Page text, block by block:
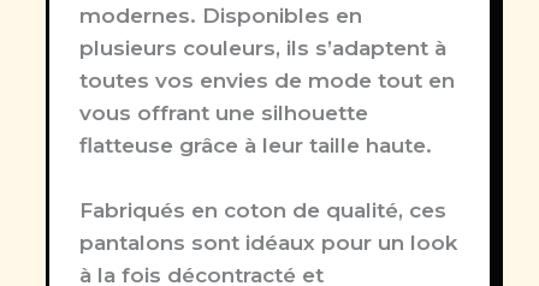
modernes. Disponibles en
plusieurs couleurs, ils s’adaptent à
toutes vos envies de mode tout en
vous offrant une silhouette
flatteuse grâce à leur taille haute.
Fabriqués en coton de qualité, ces
pantalons sont idéaux pour un look
à la fois décontracté et